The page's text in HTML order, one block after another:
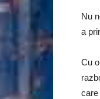
Nu
a
Cu
care